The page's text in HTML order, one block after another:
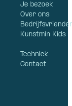
Je bezoek
Over ons
Kunstmin Kids
Techniek
Contact